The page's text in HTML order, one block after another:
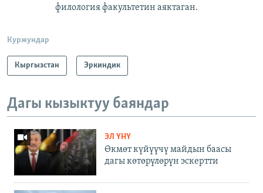
филология факультетин аяктаган.
Куржундар
Кыргызстан Эркиндик
Дагы кызыктуу баяндар
ЭЛ ҮНҮ
Өкмөт күйүүчү майдын баасы
дагы көтөрүлөрүн эскертти